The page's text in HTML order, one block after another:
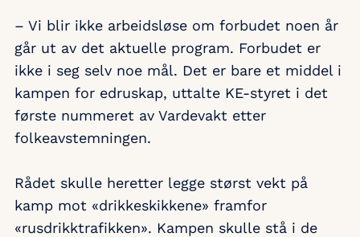
– Vi blir ikke arbeidsløse om forbudet noen år
går ut av det aktuelle program. Forbudet er
ikke i seg selv noe mål. Det er bare et middel i
kampen for edruskap, uttalte KE-styret i det
første nummeret av Vardevakt etter
folkeavstemningen.
Rådet skulle heretter legge størst vekt på
kamp mot «drikkeskikkene» framfor
«rusdrikktrafikken». Kampen skulle stå i de